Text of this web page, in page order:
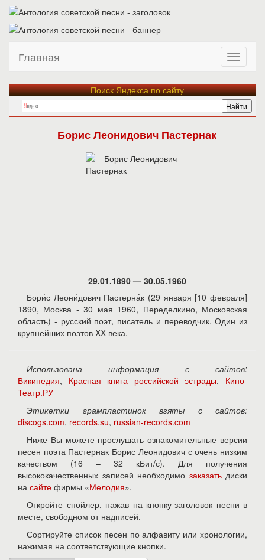
Главная
Поиск Яндекса по сайту
Борис Леонидович Пастернак
29.01.1890 — 30.05.1960
Бори́с Леони́дович Пастерна́к (29 января [10 февраля]
1890, Москва - 30 мая 1960, Переделкино, Московская
область) - русский поэт, писатель и переводчик. Один из
крупнейших поэтов XX века.
Использована информация с сайтов:
Википедия, Красная книга российской эстрады, Кино-
Театр.РУ
Этикетки грампластинок взяты с сайтов:
discogs.com, records.su, russian-records.com
Ниже Вы можете прослушать ознакомительные версии
песен поэта Пастернак Борис Леонидович с очень низким
качеством (16 – 32 кБит/с). Для получения
высококачественных записей необходимо заказатьдиски
на сайте фирмы «Мелодия».
Откройте спойлер, нажав на кнопку-заголовок песни в
месте, свободном от надписей.
Сортируйте список песен по алфавиту или хронологии,
нажимая на соответствующие кнопки.